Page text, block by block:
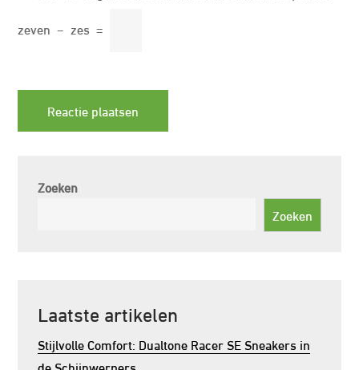
zeven − zes =
Zoeken
Zoeken
Laatste artikelen
Stijlvolle Comfort: Dualtone Racer SE Sneakers in